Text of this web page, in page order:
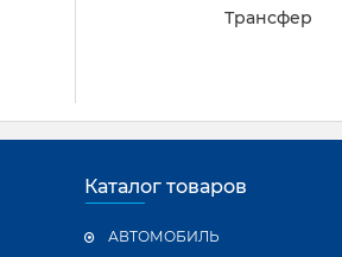
Трансфер
Каталог товаров
АВТОМОБИЛЬ